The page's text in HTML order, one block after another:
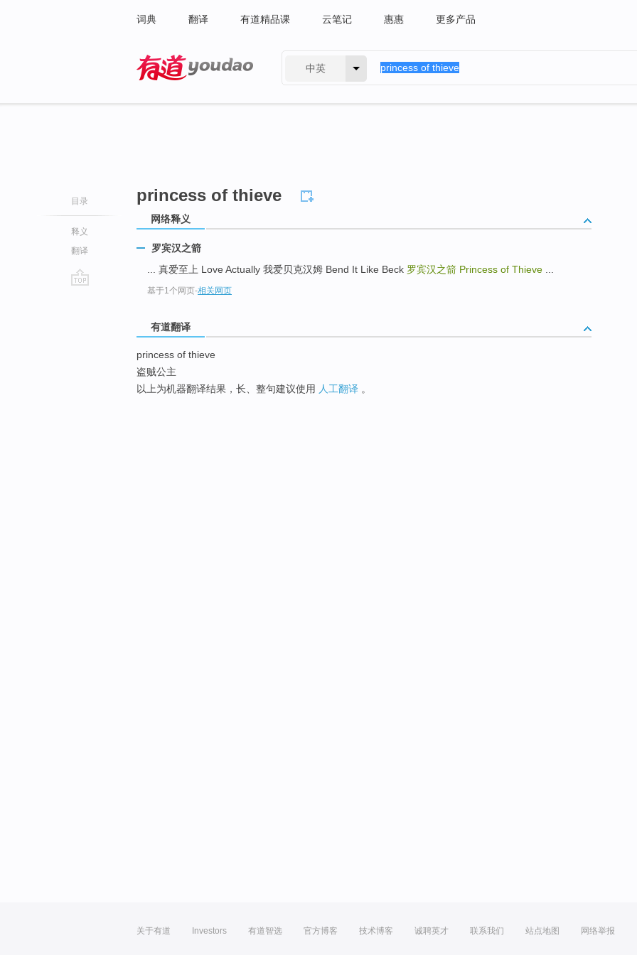
词典 翻译 有道精品课 云笔记 惠惠 更多产品
中英
目录
释义
翻译
princess of thieve
网络释义
罗宾汉之箭
... 真爱至上 Love Actually 我爱贝克汉姆 Bend It Like Beck 罗宾汉之箭 Princess of Thieve
基于1个网页-相关网页
有道翻译
princess of thieve
盗贼公主
以上为机器翻译结果，长、整句建议使用 人工翻译 。
关于有道 Investors 有道智选 官方博客 技术博客 诚聘英才 联系我们 站点地图 网络举报